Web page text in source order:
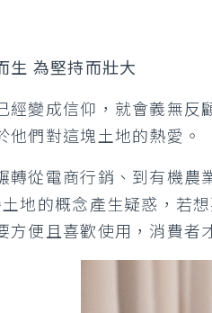
生 為堅持而壯大
經變成信仰，就會義無反
他們對這塊土地的熱愛。
轉從電商行銷、到有機農
土地的概念產生疑惑，若
方便且喜歡使用，消費者